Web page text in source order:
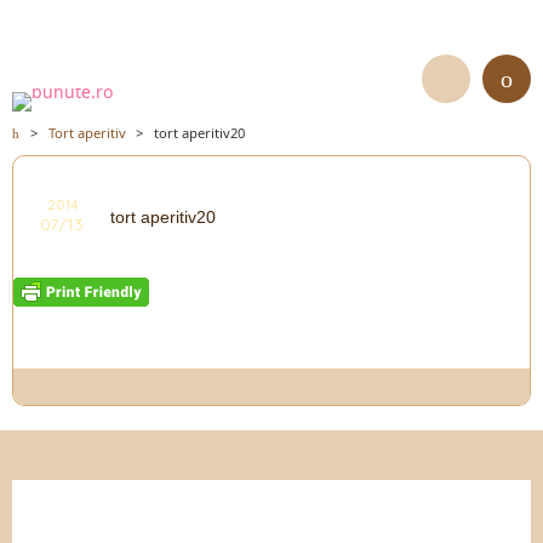
> Tort aperitiv > tort aperitiv20
2014
07/13 tort aperitiv20